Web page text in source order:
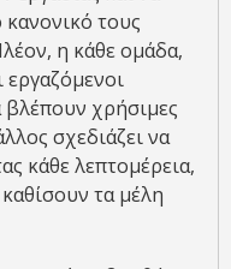
τους
η κάθε ομάδα,
εργαζόμενοι
βλέπουν χρήσιμες
σχεδιάζει να
κάθε λεπτομέρεια,
τα μέλη